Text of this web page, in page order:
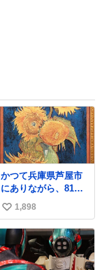
かつて兵庫県芦屋市
にありながら、81年
前のきょう、8月6日
の阪神大空襲の折に
残念ながら焼失し
た、 #ゴッホ の幻の
「 #ヒマワリ 」。 当
館は、東京都にある
い
い
ね
数
1,898